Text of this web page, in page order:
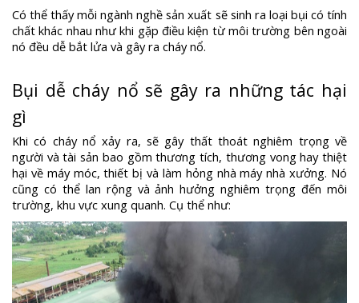
Có thể thấy mỗi ngành nghề sản xuất sẽ sinh ra loại bụi có tính
chất khác nhau như khi gặp điều kiện từ môi trường bên ngoài
nó đều dễ bắt lửa và gây ra cháy nổ.
Bụi dễ cháy nổ sẽ gây ra những tác hại
gì
Khi có cháy nổ xảy ra, sẽ gây thất thoát nghiêm trọng về
người và tài sản bao gồm thương tích, thương vong hay thiệt
hại về máy móc, thiết bị và làm hỏng nhà máy nhà xưởng. Nó
cũng có thể lan rộng và ảnh hưởng nghiêm trọng đến môi
trường, khu vực xung quanh. Cụ thể như: